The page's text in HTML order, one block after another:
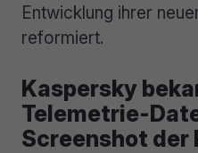
Entwicklung ihrer
reformiert.
Kaspersky
Telemetrie-
Screenshot der